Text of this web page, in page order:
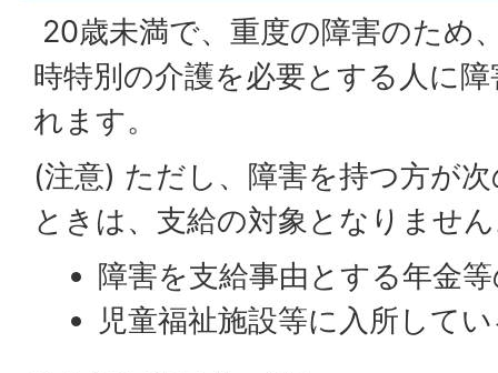
20歳未満で、重度の障害のため
時特別の介護を必要とする人に
れます。
(注意) ただし、障害を持つ方が
ときは、支給の対象となりませ
障害を支給事由とする年金
児童福祉施設等に入所して